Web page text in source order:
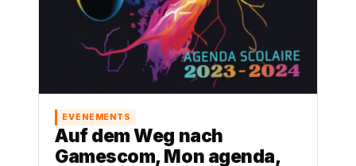
EVENEMENTS
Auf dem Weg nach
Gamescom, Mon agenda,